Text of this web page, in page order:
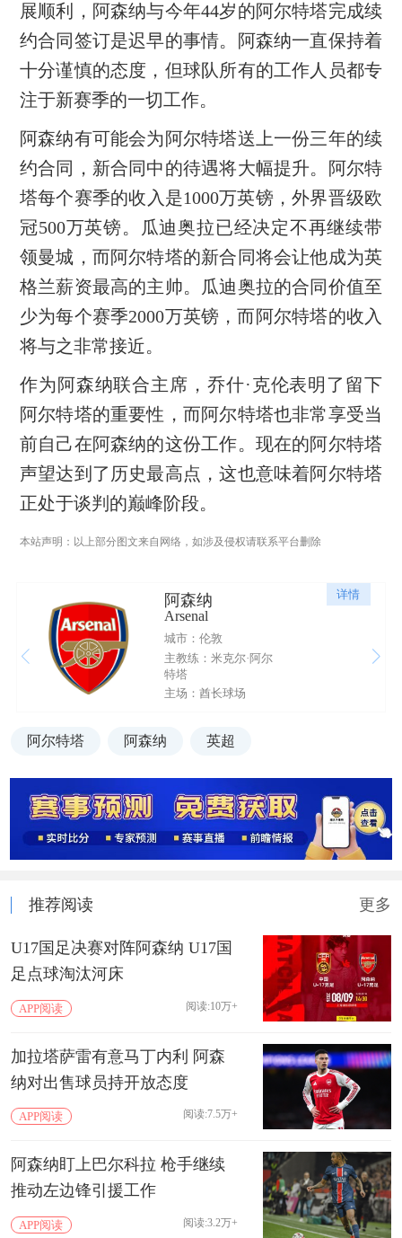
展顺利，阿森纳与今年44岁的阿尔特塔完成续
约合同签订是迟早的事情。阿森纳一直保持着
十分谨慎的态度，但球队所有的工作人员都专
注于新赛季的一切工作。
阿森纳有可能会为阿尔特塔送上一份三年的续
约合同，新合同中的待遇将大幅提升。阿尔特
塔每个赛季的收入是1000万英镑，外界晋级欧
冠500万英镑。瓜迪奥拉已经决定不再继续带
领曼城，而阿尔特塔的新合同将会让他成为英
格兰薪资最高的主帅。瓜迪奥拉的合同价值至
少为每个赛季2000万英镑，而阿尔特塔的收入
将与之非常接近。
作为阿森纳联合主席，乔什·克伦表明了留下
阿尔特塔的重要性，而阿尔特塔也非常享受当
前自己在阿森纳的这份工作。现在的阿尔特塔
声望达到了历史最高点，这也意味着阿尔特塔
正处于谈判的巅峰阶段。
本站声明：以上部分图文来自网络，如涉及侵权请联系平台删除
详情
阿森纳
Arsenal
城市：伦敦
主教练：米克尔·阿尔
特塔
主场：酋长球场
阿尔特塔 阿森纳 英超
推荐阅读 更多
U17国足决赛对阵阿森纳 U17国
足点球淘汰河床
APP阅读 阅读:10万+
加拉塔萨雷有意马丁内利 阿森
纳对出售球员持开放态度
APP阅读 阅读:7.5万+
阿森纳盯上巴尔科拉 枪手继续
推动左边锋引援工作
APP阅读 阅读:3.2万+